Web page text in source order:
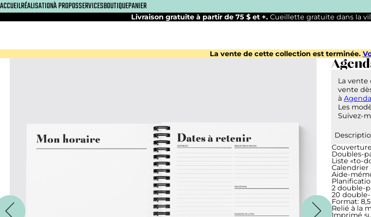
ACCUEILRÉALISATIONÀ PROPOSSERVICESBOUTIQUEPANIER
Livraison gratuite à partir de 75 $ et +. Cueillette gratuite dans la
La vente de cette collection est terminée.
La vente
vente
à
Les
Suivez-
Doubles-
Liste «to-
Aide-
2 double-
20
Format:
Relié à la
Imprimé